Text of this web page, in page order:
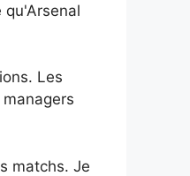
Les
matchs. Je